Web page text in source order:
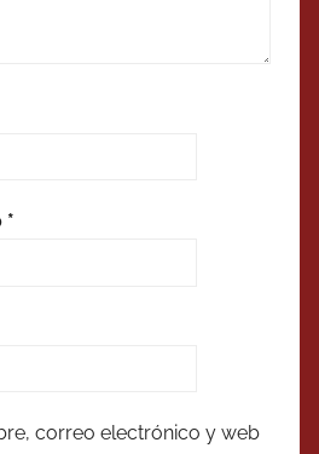
*
correo electrónico y web